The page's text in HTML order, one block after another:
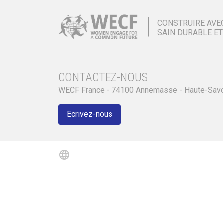
CONSTRUIRE
SAIN DURABLE
CONTACTEZ-NOUS
WECF France - 74100 Annemasse - Haute-
Ecrivez-nous
language